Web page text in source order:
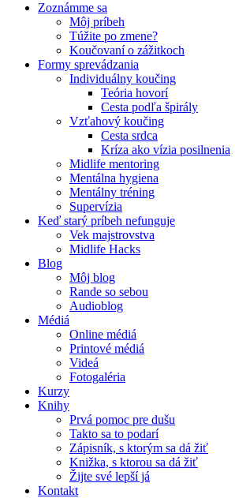
Zoznámme sa
Môj príbeh
Túžite po zmene?
Koučovaní o zážitkoch
Formy sprevádzania
Individuálny koučing
Teória hovorí
Cesta podľa špirály
Vzťahový koučing
Cesta srdca
Kríza ako vízia posilnenia
Midlife mentoring
Mentálna hygiena
Mentálny tréning
Supervízia
Keď starý príbeh nefunguje
Vek majstrovstva
Midlife Hacks
Blog
Môj blog
Rande so sebou
Audioblog
Médiá
Online médiá
Printové médiá
Videá
Fotogaléria
Kurzy
Knihy
Prvá pomoc pre dušu
Takto sa to podarí
Zápisník, s ktorým sa dá žiť
Knižka, s ktorou sa dá žiť
Žijte své lepší já
Kontakt